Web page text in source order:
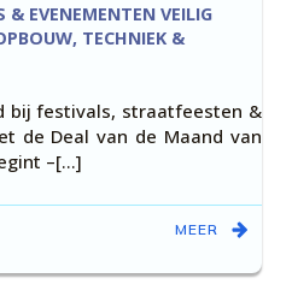
& EVENEMENTEN VEILIG
TECHNIEK &
bij festivals, straatfeesten &
de Deal van de Maand van
–[…]
MEER